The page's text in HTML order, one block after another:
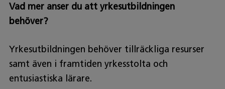
Vad mer anser du att yrkesutbildningen
behöver?
Yrkesutbildningen behöver tillräckliga resurser
samt även i framtiden yrkesstolta och
entusiastiska lärare.